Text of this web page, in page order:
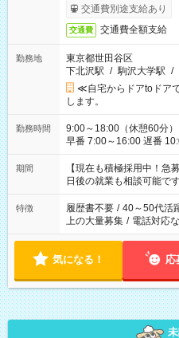
交通費別途支給あり
交通費 交通費全額支給
勤務地
東京都世田谷区
下北沢駅 / 駒沢大学駅 /
≪自宅からドアtoドア
します。
勤務時間
9:00～18:00（休憩60分） ■ご希望があれば下記シフトもOK！
早番 7:00～16:00 遅番 10:00～19:00 「家
い」 「余裕を持って夕飯
たくない」 など、ご希望を教え
の方へ 今ご覧のお仕事で
の勤務時間。 合計で週
期間
【現在も積極採用中！
日後の就業も相談可能です
特徴 履歴書不要 / 40～50代活
上の大量募集 / 電話対応
気になる！ 応